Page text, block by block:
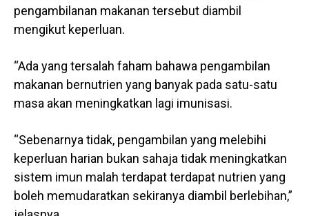
pengambilanan makanan tersebut diambil
mengikut keperluan.
“Ada yang tersalah faham bahawa pengambilan
makanan bernutrien yang banyak pada satu-satu
masa akan meningkatkan lagi imunisasi.
“Sebenarnya tidak, pengambilan yang melebihi
keperluan harian bukan sahaja tidak meningkatkan
sistem imun malah terdapat terdapat nutrien yang
boleh memudaratkan sekiranya diambil berlebihan,”